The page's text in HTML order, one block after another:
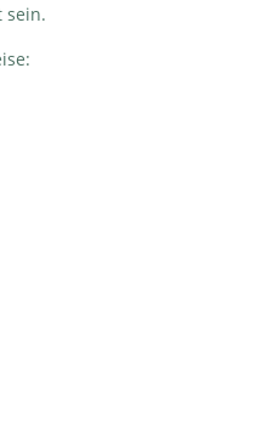
sein.